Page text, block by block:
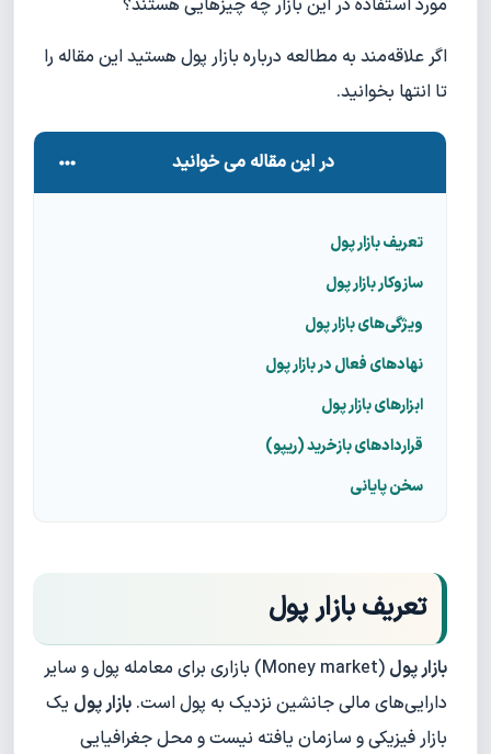
مورد استفاده در این بازار چه چیزهایی هستند؟
اگر علاقه‌مند به مطالعه درباره بازار پول هستید این مقاله را
تا انتها بخوانید.
در این مقاله می خوانید
تعریف بازار پول
سازوکار بازار پول
ویژگی‌های بازار پول
نهادهای فعال در بازار پول
ابزارهای بازار پول
قراردادهای بازخرید (ریپو)
سخن پایانی
تعریف بازار پول
بازار پول
(Money market) بازاری برای معامله پول و سایر
دارایی‌های مالی جانشین نزدیک به پول است. بازار پول یک
بازار فیزیکی و سازمان یافته نیست و محل جغرافیایی